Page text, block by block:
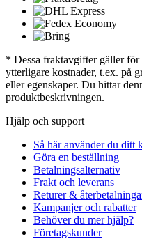
* Dessa fraktavgifter gäller
ytterligare kostnader, t.ex. på
eller egenskaper. Du hittar
produktbeskrivningen.
Hjälp och support
Så här använder du ditt
Göra en beställning
Betalningsalternativ
Frakt och leverans
Returer &
Kampanjer och rabatter
Behöver du mer hjälp?
Företagskunder